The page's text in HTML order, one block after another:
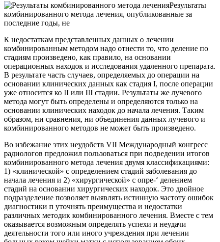
Результаты
комбинированного метода лечения, опубликованные за
последние годы, не
К недостаткам представленных данных о лечении
комбинированным методом надо отнести то, что деление по
стадиям произведено, как правило, на основании
операционных находок и исследования удаленного препарата.
В результате часть случаев, определяемых до операции на
основании клинических данных как стадия I, после операции
уже относится ко II или III стадии. Результаты же лучевого
метода могут быть определены и определяются только на
основании клинических находок до начала лечения. Таким
образом, ни сравнения, ни объединения данных лучевого и
комбинированного методов не может быть произведено.
Во избежание этих неудобств VII Международный конгресс
радиологов предложил пользоваться при подведении итогов
комбинированного метода лечения двумя классификациями:
1) «клинической» с определением стадий заболевания до
начала лечения и 2) «хирургической» с опре-‘ делением
стадий на основании хирургических находок. Это двойное
подразделение позволяет выявлять истинную частоту ошибок
диагностики п уточнять преимущества и недостатки
различных методик комбинированного лечения. Вместе с тем
оказывается возможным определять успехи и неудачи
деятельности того или иного учреждения при лечении